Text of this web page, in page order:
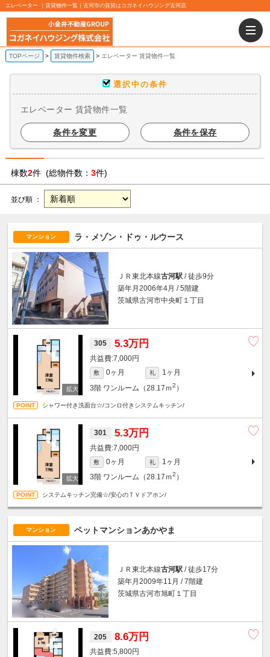
エレベーター ｜賃貸物件一覧｜古河市の賃貸はコガネイハウジング古河店
TOPページ 賃貸物件検索 エレベーター 賃貸物件一覧
選択中の条件
エレベーター 賃貸物件一覧
条件を変更 条件を保存
棟数2件 (総物件数： 3件)
並び順 ：
マンション ラ・メゾン・ドゥ・ルウース
ＪＲ東北本線古河駅 / 徒歩9分
築年月2006年4月 / 5階建
茨城県古河市中央町１丁目
305 5.3万円
7,000円
敷 0ヶ月 礼
1ヶ月
3階 ワンルーム（28.17ｍ2 ）
シャワー付き洗面台☆/コンロ付きシステムキッチン/
301 5.3万円
7,000円
敷 0ヶ月 礼
1ヶ月
3階 ワンルーム（28.17ｍ2 ）
システムキッチン完備☆/安心のＴＶドアホン/
マンション ペットマンションあかやま
ＪＲ東北本線古河駅 / 徒歩17分
築年月2009年11月 / 7階建
茨城県古河市旭町１丁目
205 8.6万円
5,800円